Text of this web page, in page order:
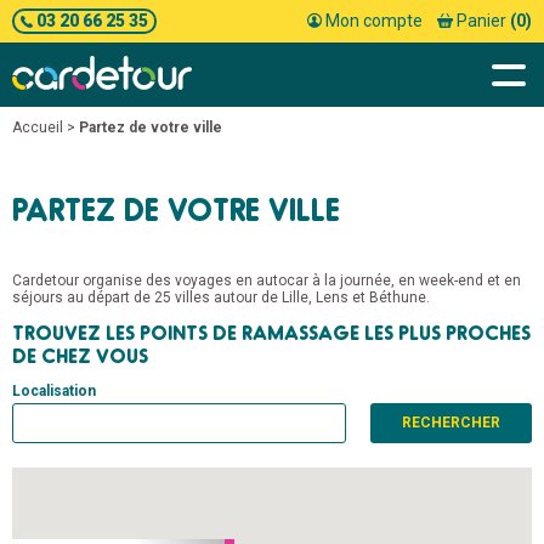
03 20 66 25 35 Mon compte Panier (0)
Accueil > Partez de votre ville
PARTEZ DE VOTRE VILLE
Cardetour organise des voyages en autocar à la journée, en week-end et en
séjours au départ de 25 villes autour de Lille, Lens et Béthune.
TROUVEZ LES POINTS DE RAMASSAGE LES PLUS PROCHES
DE CHEZ VOUS
Localisation